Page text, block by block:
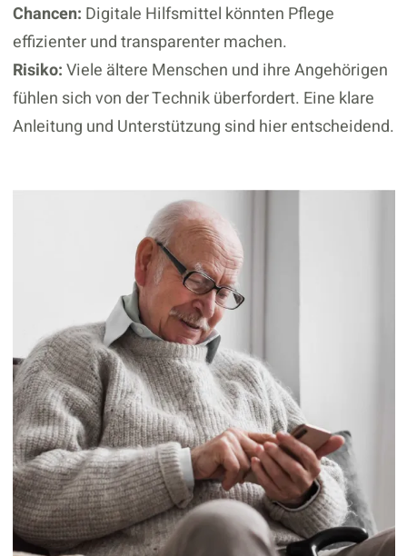
Chancen: Digitale Hilfsmittel könnten Pflege
effizienter und transparenter machen.
Risiko:Viele ältere Menschen und ihre Angehörigen
fühlen sich von der Technik überfordert. Eine klare
Anleitung und Unterstützung sind hier entscheidend.